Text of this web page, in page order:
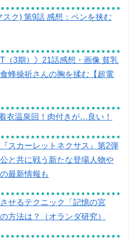
ク) 第9話 感想：ペンを挟む
（3期）》21話感想・画像 貧乳
蜂操祈さんの胸を揉む【超電
衣温泉回！肉付きが…良い！
スカーレットネクサス』第2弾
と共に戦う新たな登場人物や
最新情報も
せるテクニック「記憶の宮
方法は？（オランダ研究）